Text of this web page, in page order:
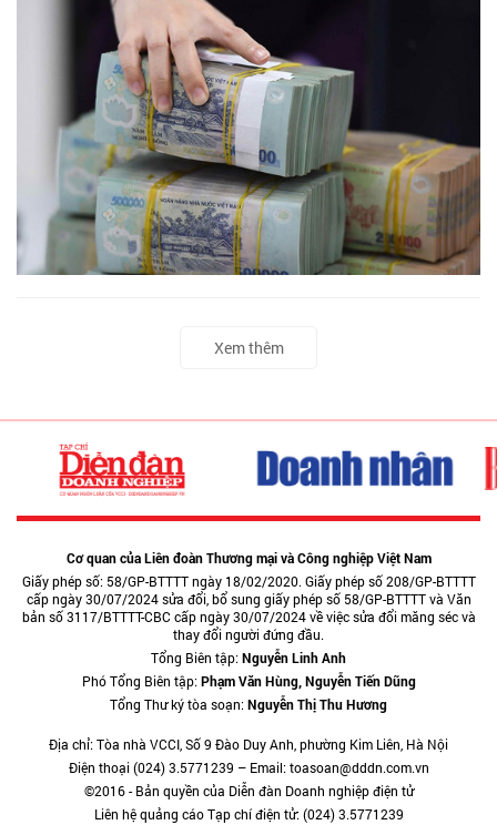
Xem thêm
Cơ quan của Liên đoàn Thương mại và Công nghiệp Việt Nam
Giấy phép số: 58/GP-BTTTT ngày 18/02/2020. Giấy phép số 208/GP-BTTTT
cấp ngày 30/07/2024 sửa đổi, bổ sung giấy phép số 58/GP-BTTTT và Văn
bản số 3117/BTTTT-CBC cấp ngày 30/07/2024 về việc sửa đổi măng séc và
thay đổi người đứng đầu.
Tổng Biên tập:Nguyễn Linh Anh
Phó Tổng Biên tập:Phạm Văn Hùng, Nguyễn Tiến Dũng
Tổng Thư ký tòa soạn:Nguyễn Thị Thu Hương
Địa chỉ: Tòa nhà VCCI, Số 9 Đào Duy Anh, phường Kim Liên, Hà Nội
Điện thoại (024) 3.5771239 – Email: toasoan@dddn.com.vn
©2016 - Bản quyền của Diễn đàn Doanh nghiệp điện tử
Liên hệ quảng cáo Tạp chí điện tử: (024) 3.5771239